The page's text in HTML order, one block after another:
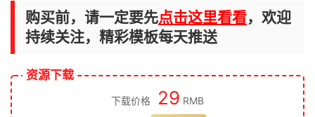
购买前，请一定要先点击这里看看，欢迎
持续关注，精彩模板每天推送
资源下载
下载价格 29 RMB